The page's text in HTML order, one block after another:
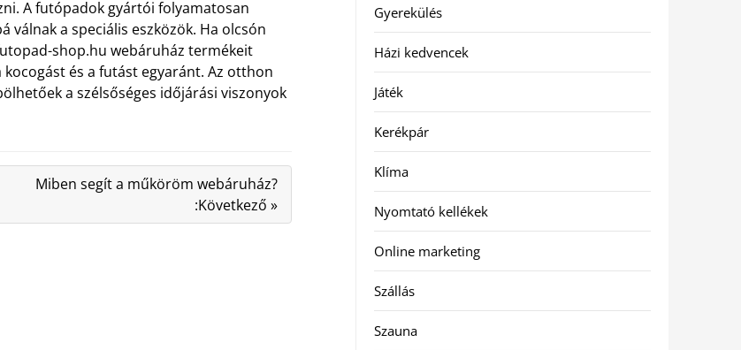
A futópadok gyártói folyamatosan
válnak a speciális eszközök. Ha olcsón
shop.hu webáruház termékeit
és a futást egyaránt. Az otthon
a szélsőséges időjárási viszonyok
Miben segít a műköröm webáruház?
:Következő »
Gyerekülés
Házi kedvencek
Játék
Kerékpár
Klíma
Nyomtató kellékek
Online marketing
Szállás
Szauna